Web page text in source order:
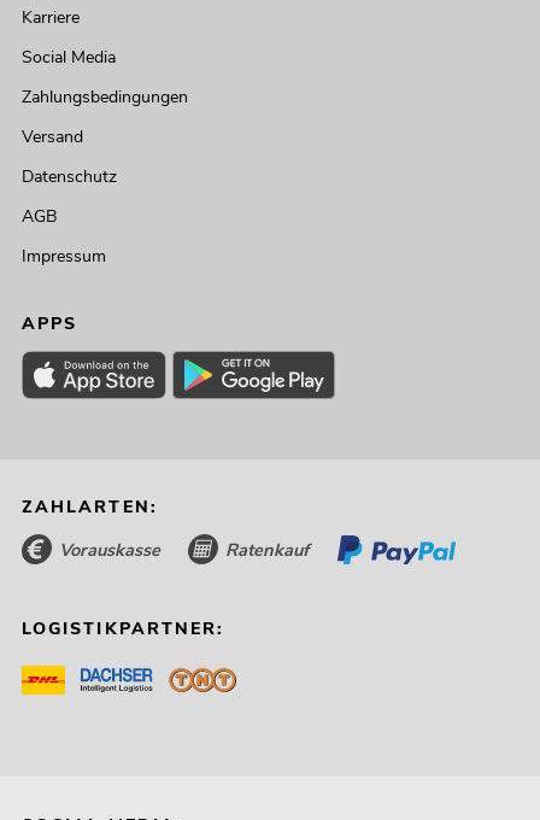
Karriere
Social Media
Zahlungsbedingungen
Versand
Datenschutz
AGB
Impressum
APPS
ZAHLARTEN:
Vorauskasse Ratenkauf
LOGISTIKPARTNER: